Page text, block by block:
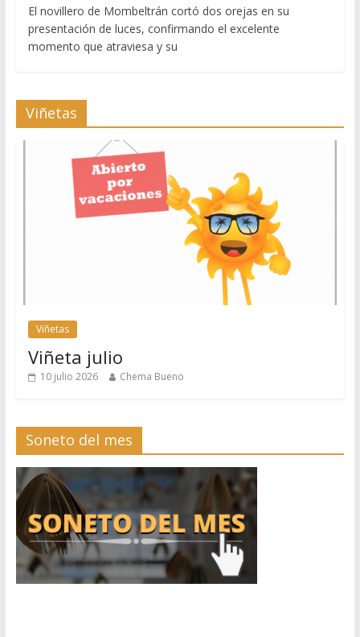
El novillero de Mombeltrán cortó dos orejas en su
presentación de luces, confirmando el excelente
momento que atraviesa y su
Viñetas
Viñetas
Viñeta julio
10 julio 2026 Chema Bueno
Soneto del mes